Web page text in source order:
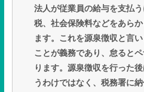
法人が従業員の給与を支払う
税、社会保険料などをあら
ます。これを源泉徴収と言
ことが義務であり、怠ると
ります。源泉徴収を行った
うわけではなく、税務署に